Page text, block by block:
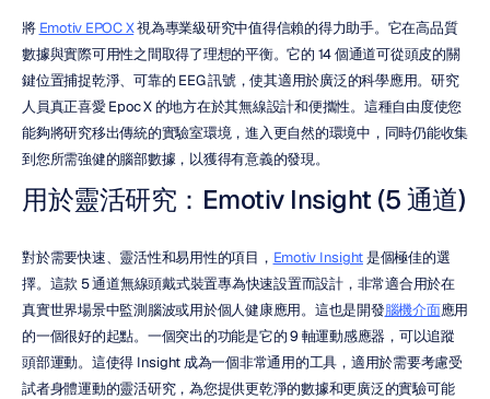
將 Emotiv EPOC X 視為專業級研究中值得信賴的得力助手。它在高品質
數據與實際可用性之間取得了理想的平衡。它的 14 個通道可從頭皮的關
鍵位置捕捉乾淨、可靠的 EEG 訊號，使其適用於廣泛的科學應用。研究
人員真正喜愛 Epoc X 的地方在於其無線設計和便攜性。這種自由度使您
能夠將研究移出傳統的實驗室環境，進入更自然的環境中，同時仍能收集
到您所需強健的腦部數據，以獲得有意義的發現。
用於靈活研究：Emotiv Insight (5 通道)
對於需要快速、靈活性和易用性的項目， Emotiv Insight 是個極佳的選
擇。這款 5 通道無線頭戴式裝置專為快速設置而設計，非常適合用於在
真實世界場景中監測腦波或用於個人健康應用。這也是開發腦機介面應用
的一個很好的起點。一個突出的功能是它的 9 軸運動感應器，可以追蹤
頭部運動。這使得 Insight 成為一個非常通用的工具，適用於需要考慮受
試者身體運動的靈活研究，為您提供更乾淨的數據和更廣泛的實驗可能